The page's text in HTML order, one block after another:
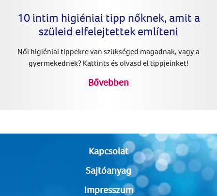
10 intim higiéniai tipp nőknek, amit a
szüleid elfelejtettek említeni
Női higiéniai tippekre van szükséged magadnak, vagy a
gyermekednek? Kattints és olvasd el tippjeinket!
Bővebben
Kapcsolat
Sajtóanyag
Impresszum